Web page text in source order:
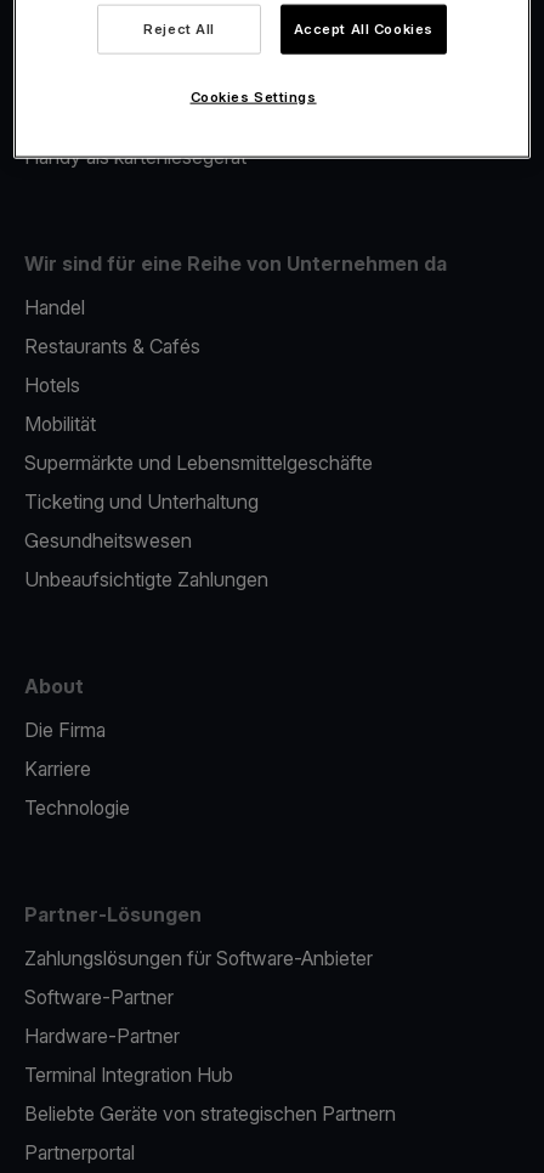
Merchant Advance
Handy als kartenlesegerät
Wir sind für eine Reihe von Unternehmen da
Handel
Restaurants & Cafés
Hotels
Mobilität
Supermärkte und Lebensmittelgeschäfte
Ticketing und Unterhaltung
Gesundheitswesen
Unbeaufsichtigte Zahlungen
About
Die Firma
Karriere
Technologie
Partner-Lösungen
Zahlungslösungen für Software-Anbieter
Software-Partner
Hardware-Partner
Terminal Integration Hub
Beliebte Geräte von strategischen Partnern
Partnerportal
Reject All Accept All Cookies
Cookies Settings